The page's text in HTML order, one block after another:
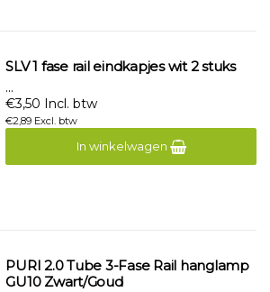
SLV 1 fase rail eindkapjes wit 2 stuks
...
€3,50 Incl. btw
€2,89 Excl. btw
In winkelwagen
PURI 2.0 Tube 3-Fase Rail hanglamp
GU10 Zwart/Goud